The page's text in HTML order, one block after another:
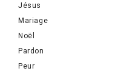
Jésus
Mariage
Noël
Pardon
Peur